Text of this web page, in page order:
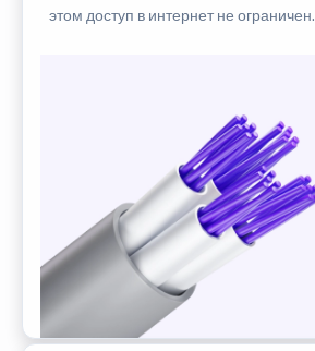
этом доступ в интернет не ограничен.